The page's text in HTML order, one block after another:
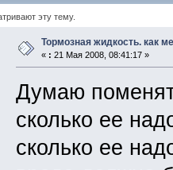
эту тему.
Тормозная жидкость. как
« : 21 Мая 2008, 08:41:17 »
Думаю
сколько ее
сколько ее